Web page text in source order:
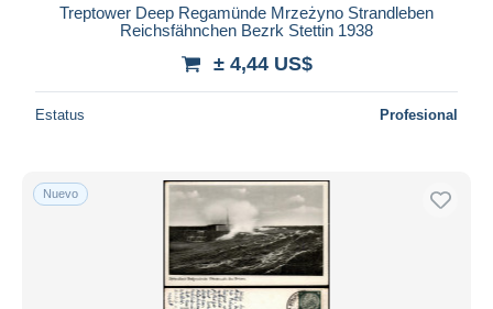
Cerrando dentro
Sólo con descuento
Envío gratis
Métodos de pago
PayPal
Treptower Deep Regamünde Mrzeżyno Strandleben
Reichsfähnchen Bezrk Stettin 1938
± 4,44 US$
Estatus Profesional
Nuevo